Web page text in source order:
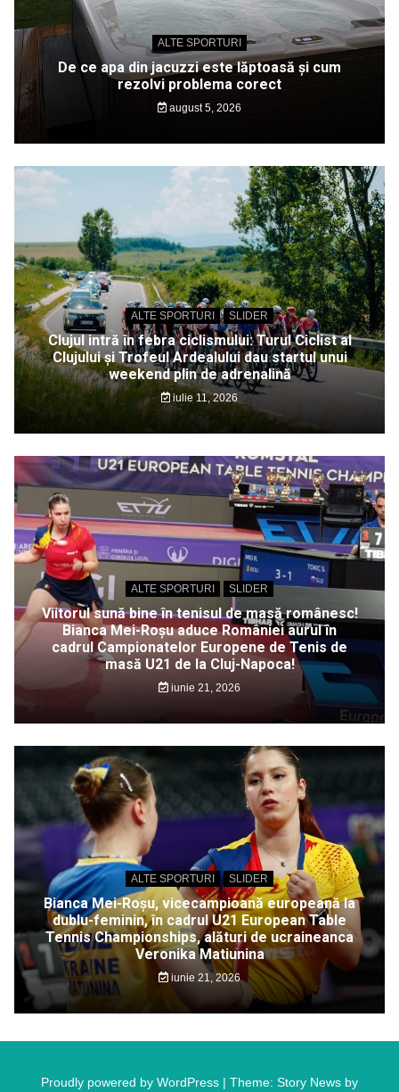
ALTE SPORTURI
De ce apa din jacuzzi este lăptoasă și cum
rezolvi problema corect
august 5, 2026
ALTE SPORTURI SLIDER
Clujul intră în febra ciclismului: Turul Ciclist al
Clujului și Trofeul Ardealului dau startul unui
weekend plin de adrenalină
iulie 11, 2026
ALTE SPORTURI SLIDER
Viitorul sună bine în tenisul de masă românesc!
Bianca Mei-Roșu aduce României aurul în
cadrul Campionatelor Europene de Tenis de
masă U21 de la Cluj-Napoca!
iunie 21, 2026
ALTE SPORTURI SLIDER
Bianca Mei-Roșu, vicecampioană europeană la
dublu-feminin, în cadrul U21 European Table
Tennis Championships, alături de ucraineanca
Veronika Matiunina
iunie 21, 2026
Proudly powered by WordPress | Theme: Story News by